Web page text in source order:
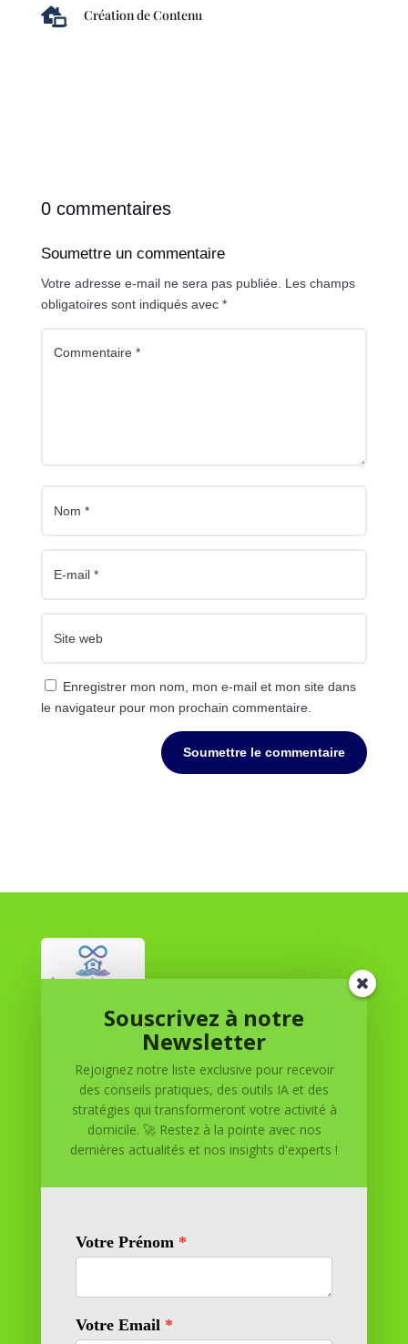
 Création de Contenu
0 commentaires
Soumettre un commentaire
Votre adresse e-mail ne sera pas publiée. Les champs
obligatoires sont indiqués avec *
Enregistrer mon nom, mon e-mail et mon site dans
le navigateur pour mon prochain commentaire.
Soumettre le commentaire
Réussite à Domicile
Réussite à Domicile est votre partenaire de confiance
pour atteindre vos objectifs depuis le confort de votre
maison. Nous offrons des solutions personnalisées pour
vous aider à réussir.
11 rue Richelieu
69100 VILLEURBANNE
Souscrivez à notre
Newsletter
Rejoignez notre liste exclusive pour recevoir
des conseils pratiques, des outils IA et des
stratégies qui transformeront votre activité à
domicile. 🚀 Restez à la pointe avec nos
dernières actualités et nos insights d'experts !